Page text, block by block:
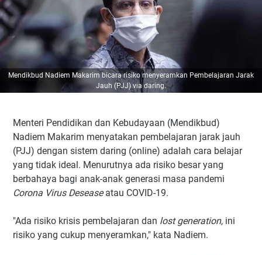
Mendikbud Nadiem Makarim bicara risiko menyeramkan Pembelajaran Jarak
Jauh (PJJ) via daring.
Menteri Pendidikan dan Kebudayaan (Mendikbud)
Nadiem Makarim menyatakan pembelajaran jarak jauh
(PJJ) dengan sistem daring (online) adalah cara belajar
yang tidak ideal. Menurutnya ada risiko besar yang
berbahaya bagi anak-anak generasi masa pandemi
Corona Virus Deseaseatau COVID-19.
"Ada risiko krisis pembelajaran dan lost generation, ini
risiko yang cukup menyeramkan," kata Nadiem.